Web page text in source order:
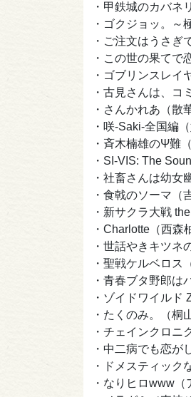
・甲鉄城のカバネ
・ゴクジョッ。～
・ご注文はうさぎ
・この世の果てで
・ゴブリンスレイ
・古見さんは、コ
・さんかれあ（散
・咲-Saki-全国編
・斉木楠雄のΨ難
・SI-VIS: The
・社畜さんは幼女
・食戟のソーマ（
・新サクラ大戦
・Charlotte（西森
・世話やきキツネ
・聖戦ケルベロス
・青春ブタ野郎は
・ゾイドワイルド
・たくのみ。（桐
・チェインクロニ
・中二病でも恋
・ドメスティック
・なりヒロwww